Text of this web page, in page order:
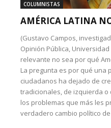
COLUMNISTAS
AMÉRICA LATINA
(Gustavo Campos,
Opinión Pública,
relevante no sea por qué
La pregunta es por qué una
ciudadanos ha dejado de
tradicionales, de izquierda
los problemas que más les
verdadero cambio político